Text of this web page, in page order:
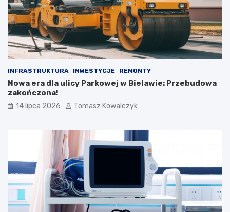
INFRASTRUKTURA INWESTYCJE REMONTY
Nowa era dla ulicy Parkowej w Bielawie: Przebudowa
zakończona!
14 lipca 2026 Tomasz Kowalczyk